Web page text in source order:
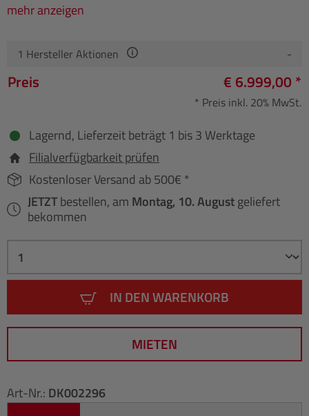
mehr anzeigen
1 Hersteller Aktionen -
Preis € 6.999,00 *
* Preis inkl. 20% MwSt.
Lagernd, Lieferzeit beträgt 1 bis 3 Werktage
Filialverfügbarkeit prüfen
Kostenloser Versand ab 500€ *
JETZTbestellen, am Montag, 10. Augustgeliefert
bekommen
IN DEN WARENKORB
MIETEN
Art-Nr.: DK002296